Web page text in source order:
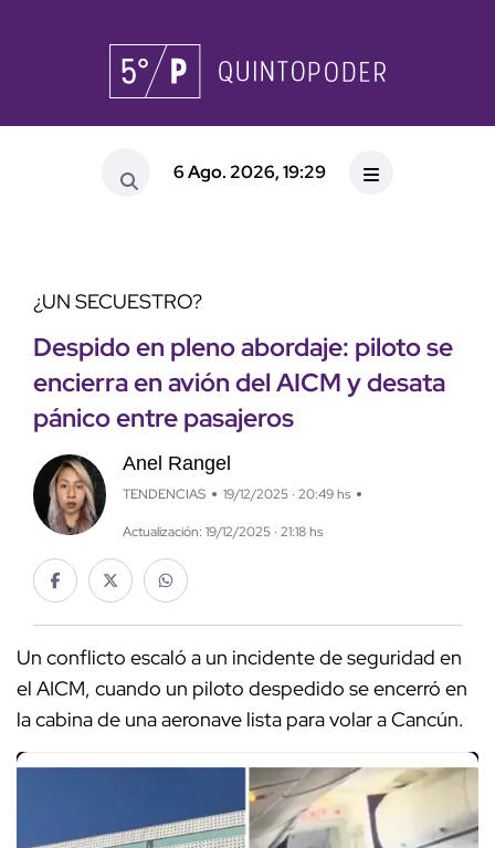
6 Ago. 2026, 19:29
¿UN SECUESTRO?
Despido en pleno abordaje: piloto se
encierra en avión del AICM y desata
pánico entre pasajeros
Anel Rangel
TENDENCIAS 19/12/2025 · 20:49 hs
Actualización: 19/12/2025 · 21:18 hs
Un conflicto escaló a un incidente de seguridad en
el AICM, cuando un piloto despedido se encerró en
la cabina de una aeronave lista para volar a Cancún.